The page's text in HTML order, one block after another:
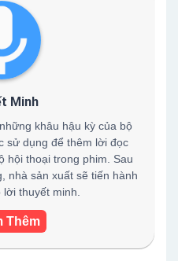
Minh
khâu hậu kỳ của bộ
sử dụng để thêm lời đọc
hội thoại trong phim. Sau
nhà sản xuất sẽ tiến hành
thuyết minh.
Thêm